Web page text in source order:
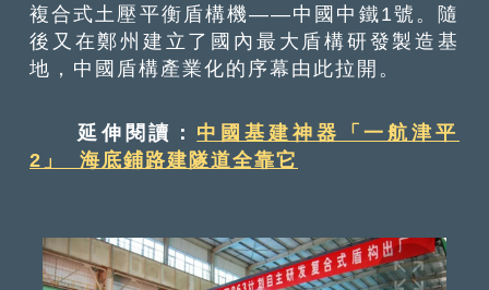
複合式土壓平衡盾構機——中國中鐵1號。隨
後又在鄭州建立了國內最大盾構研發製造基
地，中國盾構產業化的序幕由此拉開。
延伸閱讀： 中國基建神器「一航津平
2」 海底鋪路建隧道全靠它